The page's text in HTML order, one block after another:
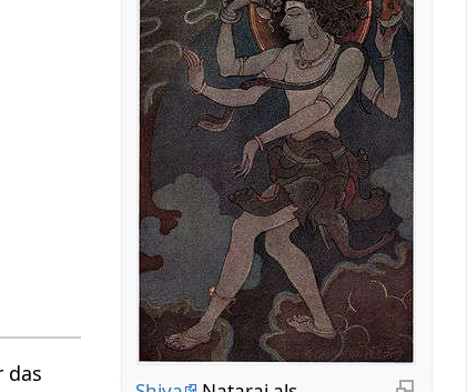
das